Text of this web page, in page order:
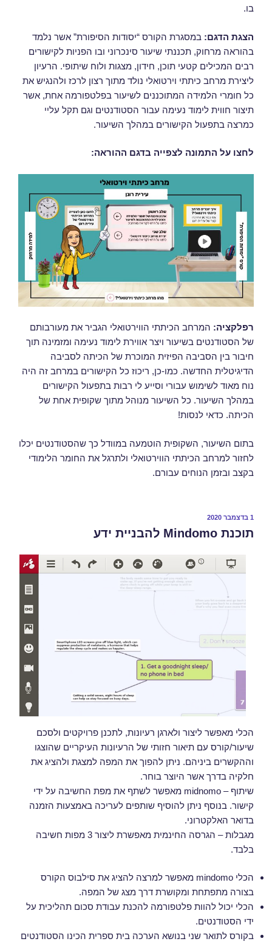
בו.
הצגת הדגם: במסגרת הקורס “יסודות הסיפורת” אשר נלמד
בהוראה מרחוק, תכננתי שיעור סינכרוני ובו הפניות לקישורים
רבים המכילים קטעי תוכן, חידון, מצגות ולוח שיתופי. הרעיון
ליצירת מרחב כיתתי וירטואלי נולד מתוך רצון לרכז ולהנגיש את
כל חומרי הלמידה המתוכננים לשיעור בפלטפורמה אחת, אשר
תיצור חווית לימוד נעימה עבור הסטודנטים וגם תקל עליי
כמרצה בתפעול הקישורים במהלך השיעור.
לחצו על התמונה לצפייה בדגם ההוראה:
רפלקציה: המרחב הכיתתי הווירטואלי הגביר את מעורבותם
של הסטודנטים בשיעור ויצר אווירת לימוד נעימה ומזמינה תוך
חיבור בין הסביבה הפיזית המוכרת של הכיתה לסביבה
הדיגיטלית החדשה. כמו-כן, ריכוז כל הקישורים במרחב זה היה
נוח מאוד לשימוש עבורי וסייע לי רבות בתפעול הקישורים
במהלך השיעור. כל השיעור מנוהל מתוך שקופית אחת של
הכיתה. כדאי לנסות!
בתום השיעור, השקופית הוטמעה במוודל כך שהסטודנטים יכלו
לחזור למרחב הכיתתי הווירטואלי ולתרגל את החומר הלימודי
בקצב ובזמן הנוחים עבורם.
1 בדצמבר 2020
תוכנת Mindomo להבניית ידע
הכלי מאפשר ליצור ולארגן רעיונות, לתכנן פרויקטים ולסכם
שיעור/קורס עם תיאור חזותי של הרעיונות העיקריים שהוצגו
וההקשרים ביניהם. ניתן להפוך את המפה למצגת ולהציג את
חלקיה בדרך אשר היוצר בוחר.
שיתוף – midnomo מאפשר לשתף את מפת החשיבה על ידי
קישור. בנוסף ניתן להוסיף שותפים לעריכה באמצעות הזמנה
בדואר האלקטרוני.
מגבלות – הגרסה החינמית מאפשרת ליצור 3 מפות חשיבה
בלבד.
הכלי mindomo מאפשר למרצה להציג את סילבוס הקורס
בצורה מתפתחת ומקושרת דרך מצג של המפה.
הכלי יכול להוות פלטפורמה להכנת עבודת סכום תהליכית על
ידי הסטודנטים.
בקורס לתואר שני בנושא הערכה בית ספרית הכינו הסטודנטים